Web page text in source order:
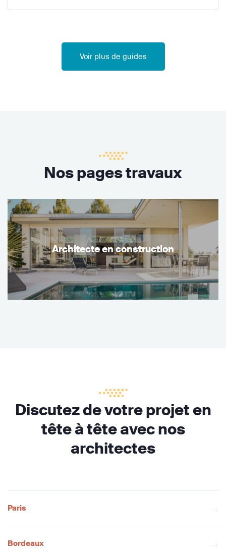
Voir plus de guides
Nos pages travaux
Architecte en construction
Discutez de votre projet en
tête à tête avec nos
architectes
Paris
Bordeaux